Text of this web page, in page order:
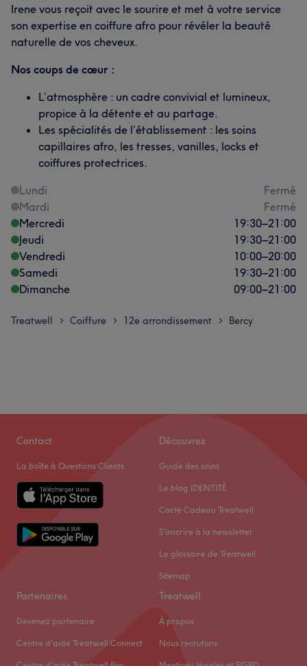
Irene vous reçoit avec le sourire et met à votre service
son expertise en coiffure afro pour révéler la beauté
naturelle de vos cheveux.
Nos coups de cœur :
L’atmosphère : un cadre convivial et lumineux,
propice à la détente et au partage.
Les spécialités de l’établissement : les soins
capillaires afro, les tresses, vanilles, locks et
coiffures protectrices.
Lundi
Fermé
Mardi
Fermé
Mercredi
19:30–21:00
Jeudi
19:30–21:00
Vendredi
10:00–20:00
Samedi
19:30–21:00
Dimanche
09:00–21:00
Treatwell > Coiffure > 12e arrondissement > Bercy
Contact
La boîte à Questions Clients
Découvrez
Guide des soins
Le blog IDENTITÉ
Carte Cadeau Treatwell
S'inscrire à la newsletter
Le glossaire de Treatwell
Sitemap
Partenaires
Devenez partenaire
Centre d'aide Treatwell Connect
Treatwell
À propos
Nous recrutons